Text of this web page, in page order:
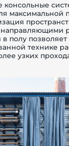
консольные
максимальной
направляющими
полу позволяет
технике
узких